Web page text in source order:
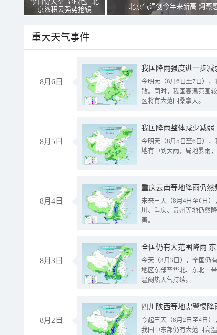
今日份天空“显眼包” 北
京浓积云强势抢镜
北京气温创今年来新高 焖蒸
重大天气事件
8月6日
今明天（8月6日至7日）
散。同时，我国高温范围
区将有大范围桑拿天。
8月5日
我国降雨整体减少减弱
今明天（8月5日至6日）
地有中到大雨，局地暴雨
8月4日
重庆云南等地降雨仍然
未来三天（8月4日至6日
川、重庆、贵州等地仍然
害。
8月3日
全国仍有大范围降雨
今天（8月3日），全国仍
地区东部至华北、东北一
温闷热天气持续。
8月2日
今起三天（8月2日至4日
我国中东部仍有大范围高